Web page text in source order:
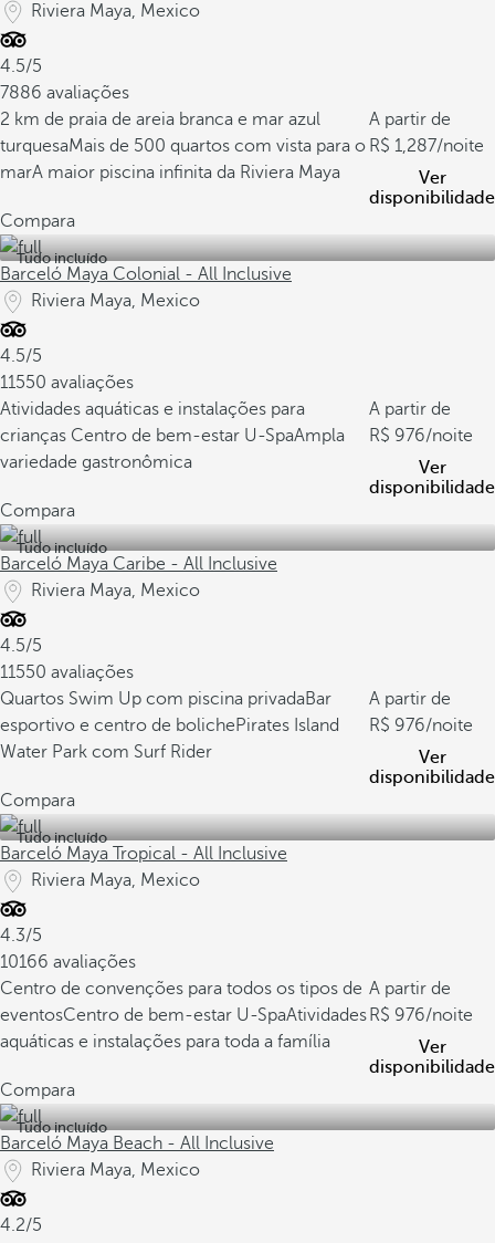
Riviera Maya, Mexico
4.5/5
7886 avaliações
2 km de praia de areia branca e mar azul
turquesaMais de 500 quartos com vista para o
marA maior piscina infinita da Riviera Maya
A partir de
1,287/noite
Ver
disponibilidade
Compara
Tudo incluído
Barceló Maya Colonial - All Inclusive
Riviera Maya, Mexico
4.5/5
11550 avaliações
Atividades aquáticas e instalações para
crianças Centro de bem-estar U-SpaAmpla
variedade gastronômica
A partir de
976/noite
Ver
disponibilidade
Compara
Tudo incluído
Barceló Maya Caribe - All Inclusive
Riviera Maya, Mexico
4.5/5
11550 avaliações
Quartos Swim Up com piscina privadaBar
esportivo e centro de bolichePirates Island
Water Park com Surf Rider
A partir de
976/noite
Ver
disponibilidade
Compara
Tudo incluído
Barceló Maya Tropical - All Inclusive
Riviera Maya, Mexico
4.3/5
10166 avaliações
Centro de convenções para todos os tipos de
eventosCentro de bem-estar U-SpaAtividades
aquáticas e instalações para toda a família
A partir de
976/noite
Ver
disponibilidade
Compara
Tudo incluído
Barceló Maya Beach - All Inclusive
Riviera Maya, Mexico
4.2/5